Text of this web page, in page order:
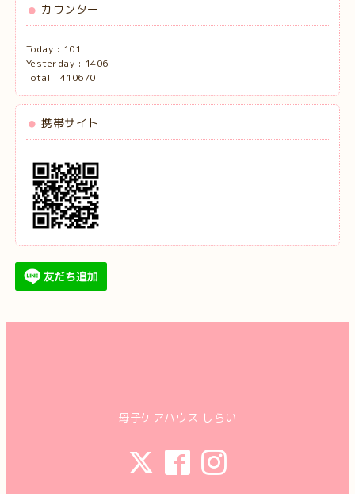
カウンター
Today : 101
Yesterday : 1406
Total : 410670
携帯サイト
母子ケアハウス しらい